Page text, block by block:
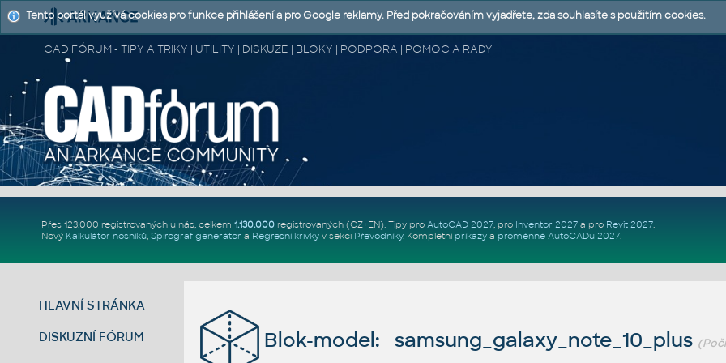
CAD FÓRUM - TIPY A TRIKY | UTILITY | DISKUZE | BLOKY | PODPORA | POMOC A RADY
Přes 123.000 registrovaných u nás, celkem 1.130.000registrovaných (CZ+EN). Tipy pro AutoCAD 2027, pro Inventor 2027a pro Revit 2027.
Nový Kalkulátor nosníků, Spirograf generátor a Regresní křivkyv sekci Převodníky. Kompletní příkazya proměnné AutoCADu 2027.
HLAVNÍ STRÁNKA
DISKUZNÍ FÓRUM Blok-model: samsung_galaxy_note_10_plus
Tento portál využívá cookies pro funkce přihlášení a pro Google reklamy. Před pokračováním vyjadřete, zda souhlasíte s použitím cookies.